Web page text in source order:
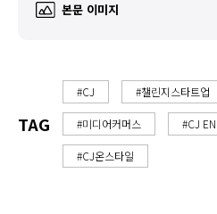
본문 이미지
TAG
#CJ #챌린지스타트업
#미디어커머스 #CJ
#CJ온스타일